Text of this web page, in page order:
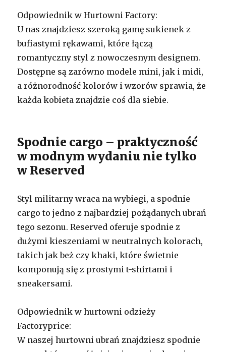
Odpowiednik w Hurtowni Factory:
U nas znajdziesz szeroką gamę sukienek z
bufiastymi rękawami, które łączą
romantyczny styl z nowoczesnym designem.
Dostępne są zarówno modele mini, jak i midi,
a różnorodność kolorów i wzorów sprawia, że
każda kobieta znajdzie coś dla siebie.
Spodnie cargo – praktyczność
w modnym wydaniu nie tylko
w Reserved
Styl militarny wraca na wybiegi, a spodnie
cargo to jedno z najbardziej pożądanych ubrań
tego sezonu. Reserved oferuje spodnie z
dużymi kieszeniami w neutralnych kolorach,
takich jak beż czy khaki, które świetnie
komponują się z prostymi t-shirtami i
sneakersami.
Odpowiednik w hurtowni odzieży
Factoryprice:
W naszej hurtowni ubrań znajdziesz spodnie